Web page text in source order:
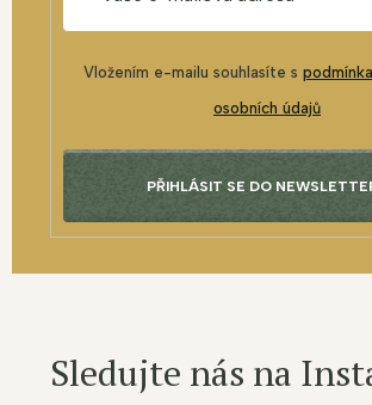
Vložením e-mailu souhlasíte s
osobních údajů
PŘIHLÁSIT SE DO
Sledujte nás na